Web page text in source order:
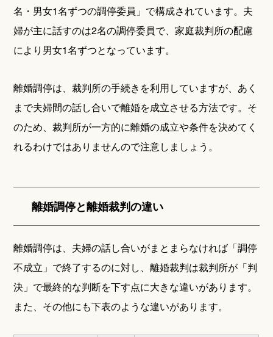
名・男女1名ずつの調停委員」で構成されています。夫
婦が主に話すのは2名の調停委員で、家庭裁判所の配慮
により男女1名ずつとなっています。
離婚調停は、裁判所の手続きを利用していますが、あく
まで夫婦間の話し合いで離婚を成立させる方法です。そ
のため、裁判所が一方的に離婚の成立や条件を決めてく
れるわけではありませんので注意しましょう。
離婚調停と離婚裁判の違い
離婚調停は、夫婦の話し合いがまとまらなければ「調停
不成立」で終了するのに対し、離婚裁判は裁判所が「判
決」で最終的な判断を下す点に大きな違いがあります。
また、その他にも下表のような違いがあります。